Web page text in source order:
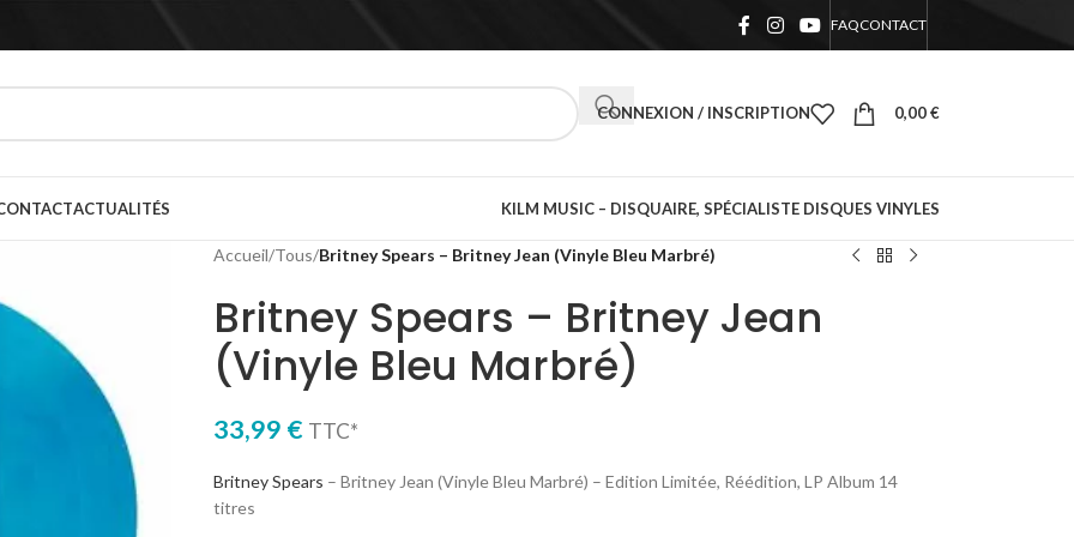
FAQCONTACT
CONNEXION / INSCRIPTION 0,00€
ACTUALITÉS KILM MUSIC – DISQUAIRE, SPÉCIALISTE DISQUES VINYLES
Accueil/Tous/Britney Spears – Britney Jean (Vinyle Bleu Marbré)
Britney Spears – Britney Jean
(Vinyle Bleu Marbré)
33,99 € TTC*
Britney Spears – Britney Jean (Vinyle Bleu Marbré) – Edition Limitée, Réédition, LP Album 14
titres